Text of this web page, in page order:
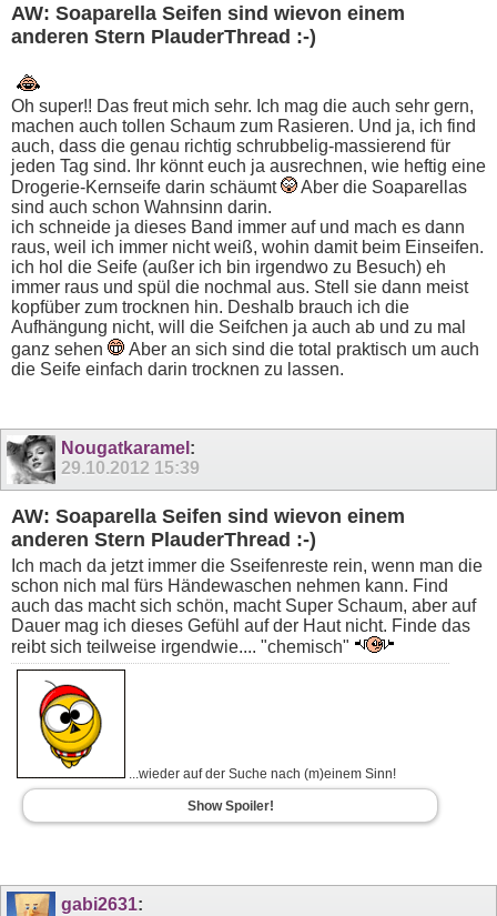
AW: Soaparella Seifen sind wievon einem
anderen Stern PlauderThread :-)
Oh super!! Das freut mich sehr. Ich mag die auch sehr gern,
machen auch tollen Schaum zum Rasieren. Und ja, ich find
auch, dass die genau richtig schrubbelig-massierend für
jeden Tag sind. Ihr könnt euch ja ausrechnen, wie heftig eine
Drogerie-Kernseife darin schäumt
Aber die Soaparellas
sind auch schon Wahnsinn darin.
ich schneide ja dieses Band immer auf und mach es dann
raus, weil ich immer nicht weiß, wohin damit beim Einseifen.
ich hol die Seife (außer ich bin irgendwo zu Besuch) eh
immer raus und spül die nochmal aus. Stell sie dann meist
kopfüber zum trocknen hin. Deshalb brauch ich die
Aufhängung nicht, will die Seifchen ja auch ab und zu mal
ganz sehen
Aber an sich sind die total praktisch um auch
die Seife einfach darin trocknen zu lassen.
Nougatkaramel :
29.10.2012 15:39
AW: Soaparella Seifen sind wievon einem
anderen Stern PlauderThread :-)
Ich mach da jetzt immer die Sseifenreste rein, wenn man die
schon nich mal fürs Händewaschen nehmen kann. Find
auch das macht sich schön, macht Super Schaum, aber auf
Dauer mag ich dieses Gefühl auf der Haut nicht. Finde das
reibt sich teilweise irgendwie.... "chemisch"
...wieder auf der Suche nach (m)einem Sinn!
Show Spoiler!
gabi2631: